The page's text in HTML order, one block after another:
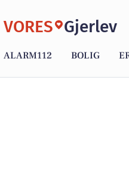
VORES Gjerlev
ALARM112 BOLIG